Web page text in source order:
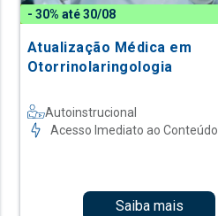
- 30% até 30/08
Atualização Médica em
Otorrinolaringologia
Autoinstrucional
Acesso Imediato ao Conteúdo
Saiba mais